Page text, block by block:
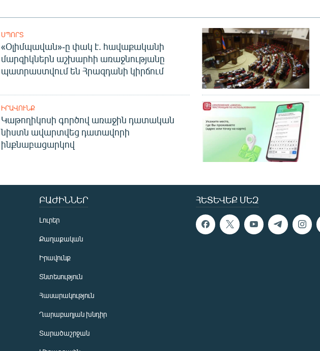
ՍՊՈՐՏ
«Օլիմպավան»-ը փակ է. հավաքականի
մարզիկներն աշխարհի առաջնությանը
պատրաստվում են Հրազդանի կիրճում
ԻՐԱՎՈՒՆՔ
Կաթողիկոսի գործով առաջին դատական
նիստն ավարտվեց դատավորի
ինքնաբացարկով
ՀԵՏԵՎԵՔ ՄԵԶ
ԲԱԺԻՆՆԵՐ
Լուրեր
Քաղաքական
Իրավունք
Տնտեսություն
Հասարակություն
Ղարաբաղյան խնդիր
Տարածաշրջան